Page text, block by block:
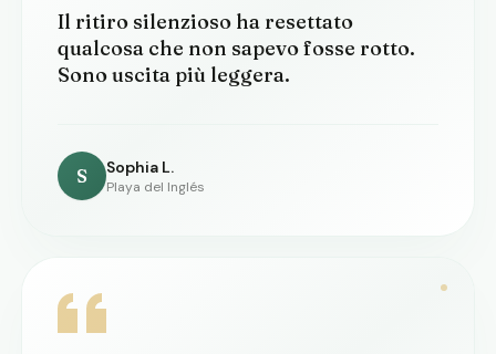
Il ritiro silenzioso ha resettato
qualcosa che non sapevo fosse rotto.
Sono uscita più leggera.
S Sophia L.
Playa del Inglés